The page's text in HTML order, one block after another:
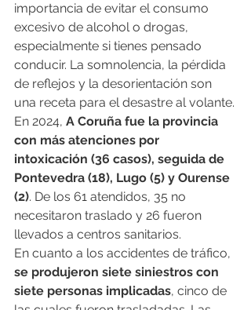
importancia de evitar el consumo
excesivo de alcohol o drogas,
especialmente si tienes pensado
conducir. La somnolencia, la pérdida
de reflejos y la desorientación son
una receta para el desastre al volante.
En 2024, A Coruña fue la provincia
con más atenciones por
intoxicación (36 casos), seguida de
Pontevedra (18), Lugo (5) y Ourense
(2). De los 61 atendidos, 35 no
necesitaron traslado y 26 fueron
llevados a centros sanitarios.
En cuanto a los accidentes de tráfico,
se produjeron siete siniestros con
siete personas implicadas, cinco de